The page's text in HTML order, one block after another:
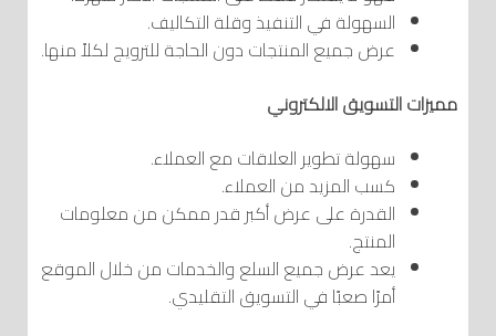
السهولة في التنفيذ وقلة التكاليف.
عرض جميع المنتجات دون الحاجة للترويج لكلاً منها.
مميزات التسويق الالكتروني
سهولة تطوير العلاقات مع العملاء.
كسب المزيد من العملاء.
القدرة على عرض أكبر قدر ممكن من معلومات
المنتج.
يعد عرض جميع السلع والخدمات من خلال الموقع
أمرًا صعبًا في التسويق التقليدي.